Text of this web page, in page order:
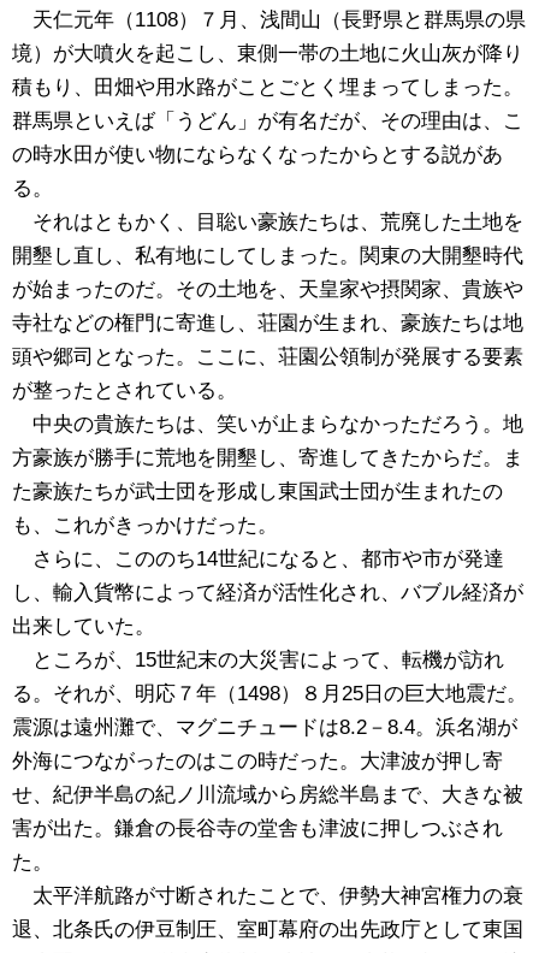
天仁元年（1108）７月、浅間山（長野県と群馬県の県
境）が大噴火を起こし、東側一帯の土地に火山灰が降り
積もり、田畑や用水路がことごとく埋まってしまった。
群馬県といえば「うどん」が有名だが、その理由は、こ
の時水田が使い物にならなくなったからとする説があ
る。
それはともかく、目聡い豪族たちは、荒廃した土地を
開墾し直し、私有地にしてしまった。関東の大開墾時代
が始まったのだ。その土地を、天皇家や摂関家、貴族や
寺社などの権門に寄進し、荘園が生まれ、豪族たちは地
頭や郷司となった。ここに、荘園公領制が発展する要素
が整ったとされている。
中央の貴族たちは、笑いが止まらなかっただろう。地
方豪族が勝手に荒地を開墾し、寄進してきたからだ。ま
た豪族たちが武士団を形成し東国武士団が生まれたの
も、これがきっかけだった。
さらに、こののち14世紀になると、都市や市が発達
し、輸入貨幣によって経済が活性化され、バブル経済が
出来していた。
ところが、15世紀末の大災害によって、転機が訪れ
る。それが、明応７年（1498）８月25日の巨大地震だ。
震源は遠州灘で、マグニチュードは8.2－8.4。浜名湖が
外海につながったのはこの時だった。大津波が押し寄
せ、紀伊半島の紀ノ川流域から房総半島まで、大きな被
害が出た。鎌倉の長谷寺の堂舎も津波に押しつぶされ
た。
太平洋航路が寸断されたことで、伊勢大神宮権力の衰
退、北条氏の伊豆制圧、室町幕府の出先政庁として東国